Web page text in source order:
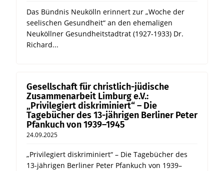
Das Bündnis Neukölln erinnert zur „Woche der
seelischen Gesundheit“ an den ehemaligen
Neuköllner Gesundheitstadtrat (1927-1933) Dr.
Richard...
Gesellschaft für christlich-jüdische
Zusammenarbeit Limburg e.V.:
„Privilegiert diskriminiert“ – Die
Tagebücher des 13-jährigen Berliner Peter
Pfankuch von 1939–1945
24.09.2025
„Privilegiert diskriminiert“ – Die Tagebücher des
13-jährigen Berliner Peter Pfankuch von 1939–